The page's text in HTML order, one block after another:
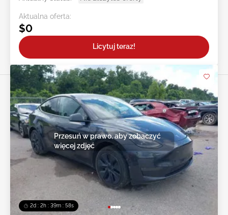
Aktualna oferta:
$0
Licytuj teraz!
2d : 2h : 39m : 55s
Przesuń w prawo, aby zobaczyć
więcej zdjęć